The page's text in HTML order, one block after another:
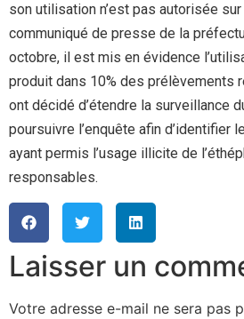
son utilisation n’est pas autorisée sur
communiqué de presse de la
octobre, il est mis en évidence
produit dans 10% des prélèvements
ont décidé d’étendre la surveillance
poursuivre l’enquête afin d’identifier
ayant permis l’usage illicite de
responsables.
Laisser un
Votre adresse e-mail ne sera pas